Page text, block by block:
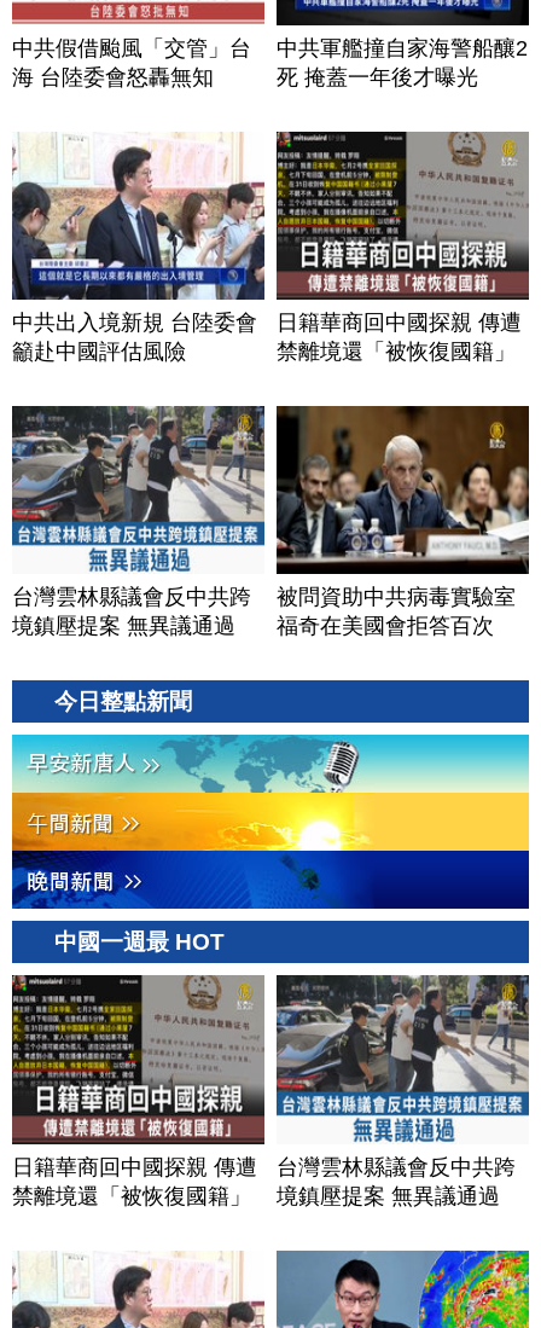
中共假借颱風「交管」台
海 台陸委會怒轟無知
中共軍艦撞自家海警船釀2
死 掩蓋一年後才曝光
中共出入境新規 台陸委會
籲赴中國評估風險
日籍華商回中國探親 傳遭
禁離境還「被恢復國籍」
台灣雲林縣議會反中共跨
境鎮壓提案 無異議通過
被問資助中共病毒實驗室
福奇在美國會拒答百次
今日整點新聞
中國一週最 HOT
日籍華商回中國探親 傳遭
禁離境還「被恢復國籍」
台灣雲林縣議會反中共跨
境鎮壓提案 無異議通過